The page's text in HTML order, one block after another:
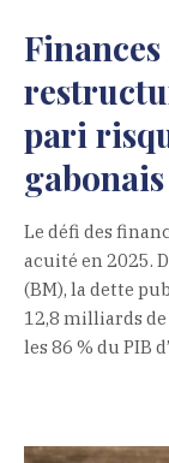
pari
gabonais
Le défi des
acuité en 2025.
(BM), la dette
12,8 milliards
les 86 % du PIB